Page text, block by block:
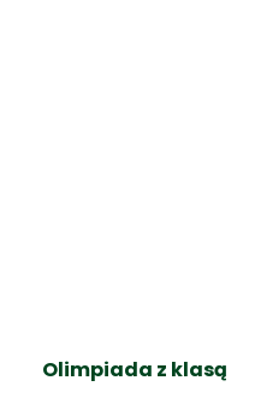
Olimpiada z klasą